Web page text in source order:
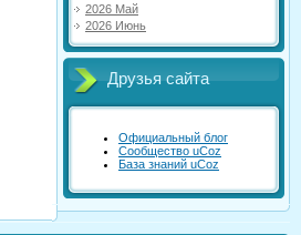
2026 Май
2026 Июнь
Друзья сайта
Официальный блог
Сообщество uCoz
База знаний uCoz